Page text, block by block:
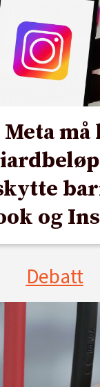
Meta må
og
Debatt